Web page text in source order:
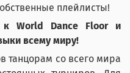
плейлисты!
к World Dance Floor и
всему миру!
танцорам со всего мира